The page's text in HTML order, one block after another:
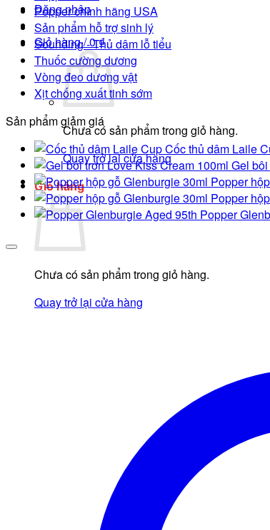
Đăng nhập
Giỏ hàng /0₫
Chưa có sản phẩm trong giỏ hàng.
Quay trở lại cửa hàng
Giỏ hàng
Chưa có sản phẩm trong giỏ hàng.
Quay trở lại cửa hàng
Popper chính hãng USA
Sản phẩm hỗ trợ sinh lý
Sounding - Thủ dâm lỗ tiểu
Thuốc cường dương
Vòng đeo dương vật
Xịt chống xuất tinh sớm
Sản phẩm giảm giá
Cốc thủ dâm Laile
Gel
Popper
Popper
Popper